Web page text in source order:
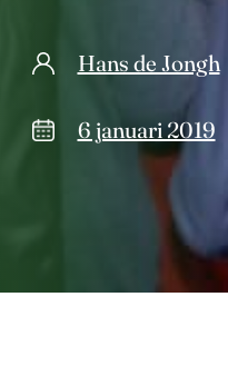
Hans de Jongh
6 januari 2019